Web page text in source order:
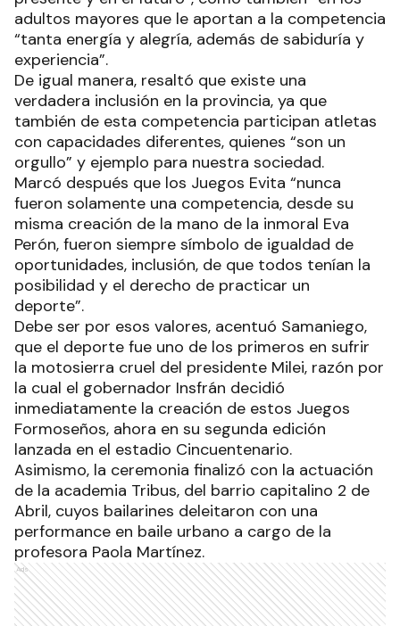
adultos mayores que le aportan a la competencia
“tanta energía y alegría, además de sabiduría y
experiencia”.
De igual manera, resaltó que existe una
verdadera inclusión en la provincia, ya que
también de esta competencia participan atletas
con capacidades diferentes, quienes “son un
orgullo” y ejemplo para nuestra sociedad.
Marcó después que los Juegos Evita “nunca
fueron solamente una competencia, desde su
misma creación de la mano de la inmoral Eva
Perón, fueron siempre símbolo de igualdad de
oportunidades, inclusión, de que todos tenían la
posibilidad y el derecho de practicar un
deporte”.
Debe ser por esos valores, acentuó Samaniego,
que el deporte fue uno de los primeros en sufrir
la motosierra cruel del presidente Milei, razón por
la cual el gobernador Insfrán decidió
inmediatamente la creación de estos Juegos
Formoseños, ahora en su segunda edición
lanzada en el estadio Cincuentenario.
Asimismo, la ceremonia finalizó con la actuación
de la academia Tribus, del barrio capitalino 2 de
Abril, cuyos bailarines deleitaron con una
performance en baile urbano a cargo de la
profesora Paola Martínez.
Ads